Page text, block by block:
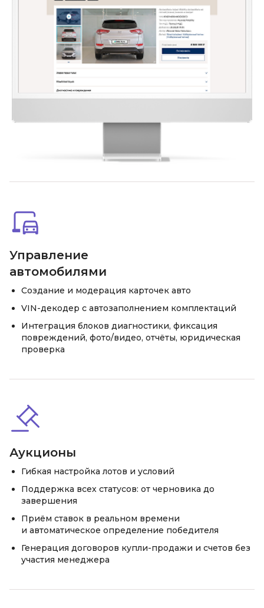
Управление
автомобилями
Создание и модерация карточек авто
VIN-декодер с автозаполнением комплектаций
Интеграция блоков диагностики, фиксация
повреждений, фото/видео, отчёты, юридическая
проверка
Аукционы
Гибкая настройка лотов и условий
Поддержка всех статусов: от черновика до
завершения
Приём ставок в реальном времени
и автоматическое определение победителя
Генерация договоров купли-продажи и счетов без
участия менеджера